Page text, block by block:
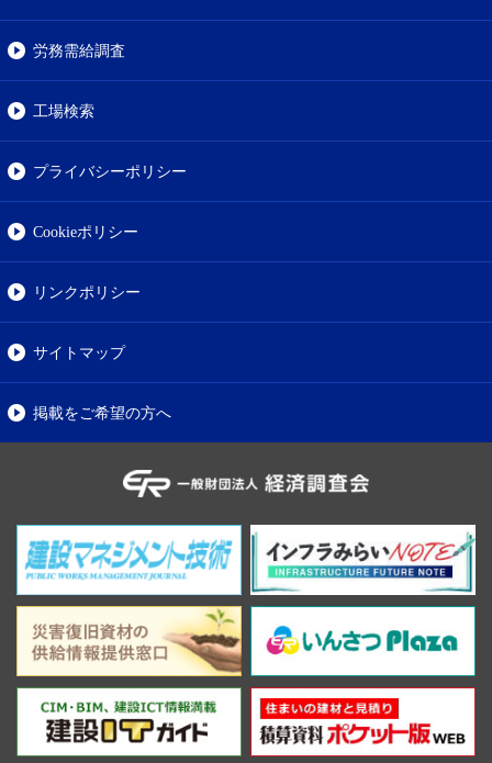
労務需給調査
工場検索
プライバシーポリシー
Cookieポリシー
リンクポリシー
サイトマップ
掲載をご希望の方へ